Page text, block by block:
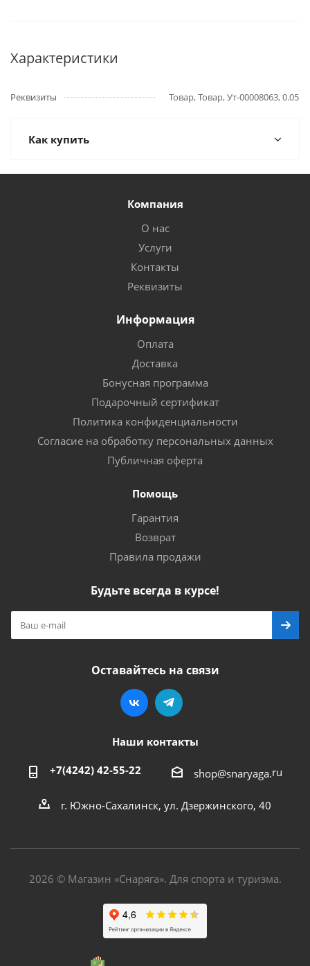
Характеристики
Реквизиты Товар, Товар, Ут-00008063, 0.05
Как купить
Компания
О нас
Услуги
Контакты
Реквизиты
Информация
Оплата
Доставка
Бонусная программа
Подарочный сертификат
Политика конфиденциальности
Согласие на обработку персональных данных
Публичная оферта
Помощь
Гарантия
Возврат
Правила продажи
Будьте всегда в курсе!
Оставайтесь на связи
Наши контакты
+7(4242) 42-55-22 shop@snaryaga.ru
г. Южно-Сахалинск, ул. Дзержинского, 40
2026 © Магазин «Снаряга». Для спорта и туризма.